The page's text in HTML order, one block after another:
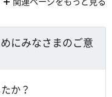
にみなさまのご意
か？